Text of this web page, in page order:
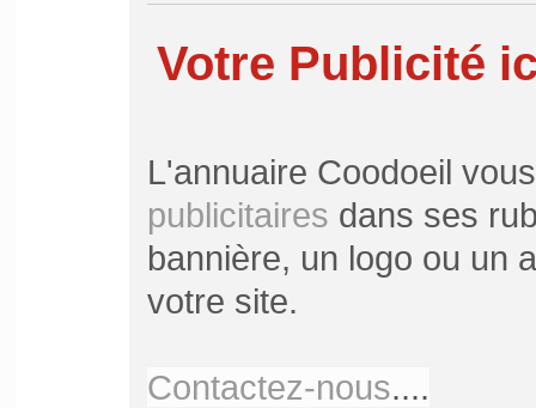
Votre Publicité
L'annuaire Coodoeil
publicitaires dans ses
bannière, un logo ou un
votre site.
Contactez-nous....